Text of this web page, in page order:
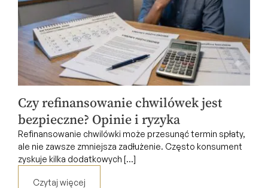
Czy refinansowanie chwilówek jest
bezpieczne? Opinie i ryzyka
Refinansowanie chwilówki może przesunąć termin spłaty,
ale nie zawsze zmniejsza zadłużenie. Często konsument
zyskuje kilka dodatkowych [...]
Czytaj więcej